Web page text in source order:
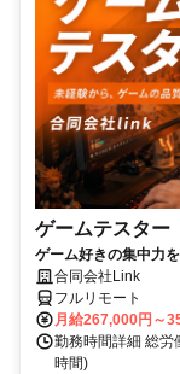
ゲームテスター
ゲーム好きの集中力を
合同会社Link
フルリモート
月給267,000円～
勤務時間詳細 総
時間)